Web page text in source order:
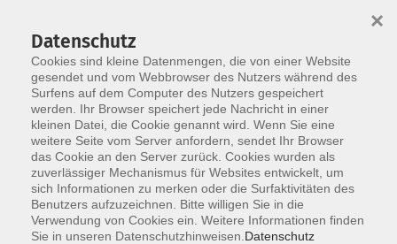
Skip to main content
Der Kurs konnte nicht gefunden werden.
Datenschutz
Cookies sind kleine Datenmengen, die von einer Website
gesendet und vom Webbrowser des Nutzers während des
Surfens auf dem Computer des Nutzers gespeichert
werden. Ihr Browser speichert jede Nachricht in einer
kleinen Datei, die Cookie genannt wird. Wenn Sie eine
weitere Seite vom Server anfordern, sendet Ihr Browser
das Cookie an den Server zurück. Cookies wurden als
zuverlässiger Mechanismus für Websites entwickelt, um
sich Informationen zu merken oder die Surfaktivitäten des
Benutzers aufzuzeichnen. Bitte willigen Sie in die
Verwendung von Cookies ein. Weitere Informationen finden
Sie in unseren Datenschutzhinweisen. Datenschutz
×